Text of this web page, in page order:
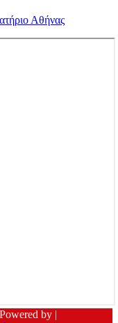
Αθήνας
by |